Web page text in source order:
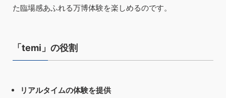
た臨場感あふれる万博体験を楽しめるのです。
「temi」の役割
リアルタイムの体験を提供